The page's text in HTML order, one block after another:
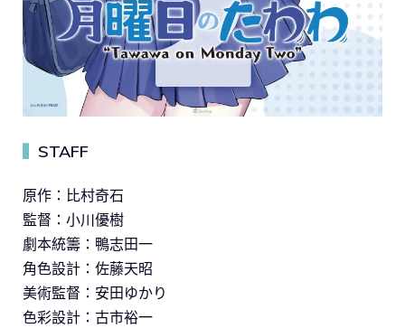
STAFF
原作：比村奇石
監督：小川優樹
劇本統籌：鴨志田一
角色設計：佐藤天昭
美術監督：安田ゆかり
色彩設計：古市裕一